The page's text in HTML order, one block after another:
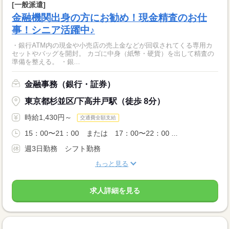
[一般派遣]
金融機関出身の方にお勧め！現金精査のお仕
事！シニア活躍中♪
・銀行ATM内の現金や小売店の売上金などが回収されてくる専用カ
セットやバッグを開封。 カゴに中身（紙幣・硬貨）を出して精査の
準備を整える。 ・銀...
金融事務（銀行・証券）
東京都杉並区/下高井戸駅（徒歩 8分）
時給1,430円～ 交通費全額支給
15：00〜21：00 または 17：00〜22：00 ...
週3日勤務 シフト勤務
もっと見る
求人詳細を見る